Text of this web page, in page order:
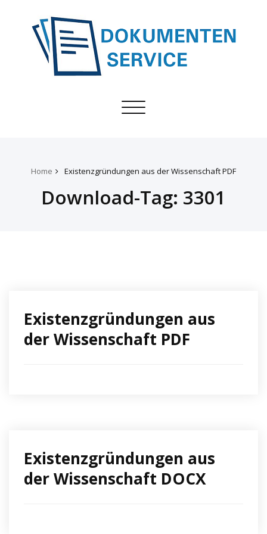
Toggle
Home Existenzgründungen aus der Wissenschaft PDF
Download-Tag: 3301
Existenzgründungen aus
der Wissenschaft PDF
Existenzgründungen aus
der Wissenschaft DOCX